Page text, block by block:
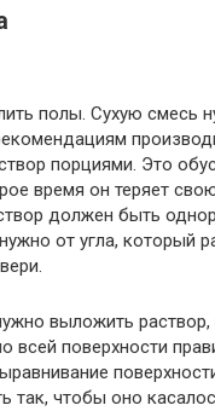
полы. Сухую смесь
порциями. Это
время он теряет
должен быть
от угла, который
выложить раствор,
всей поверхности
так, чтобы оно